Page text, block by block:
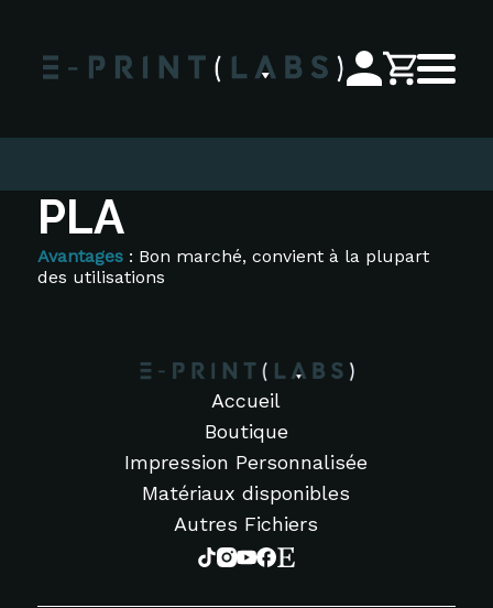
PLA
Avantages: Bon marché, convient à la plupart
des utilisations
Accueil
Boutique
Impression Personnalisée
Matériaux disponibles
Autres Fichiers